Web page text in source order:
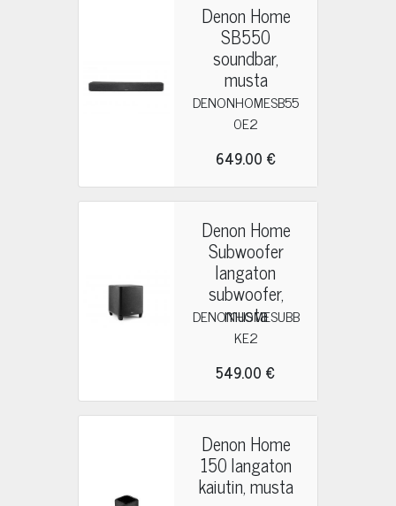
Denon Home
SB550
soundbar,
musta
DENONHOMESB55
0E2
649.00 €
Denon Home
Subwoofer
langaton
subwoofer,
musta
DENONHOMESUBB
KE2
549.00 €
Denon Home
150 langaton
kaiutin, musta